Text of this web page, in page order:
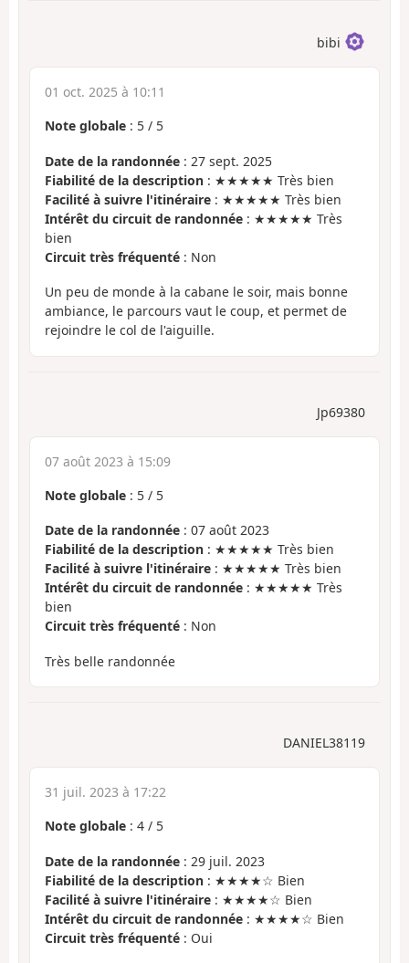
bibi
01 oct. 2025 à 10:11
Note globale : 5 / 5
Date de la randonnée : 27 sept. 2025
Fiabilité de la description : ★★★★★ Très bien
Facilité à suivre l'itinéraire : ★★★★★ Très bien
Intérêt du circuit de randonnée : ★★★★★ Très
bien
Circuit très fréquenté : Non
Un peu de monde à la cabane le soir, mais bonne
ambiance, le parcours vaut le coup, et permet de
rejoindre le col de l'aiguille.
Jp69380
07 août 2023 à 15:09
Note globale : 5 / 5
Date de la randonnée : 07 août 2023
Fiabilité de la description : ★★★★★ Très bien
Facilité à suivre l'itinéraire : ★★★★★ Très bien
Intérêt du circuit de randonnée : ★★★★★ Très
bien
Circuit très fréquenté : Non
Très belle randonnée
DANIEL38119
31 juil. 2023 à 17:22
Note globale : 4 / 5
Date de la randonnée : 29 juil. 2023
Fiabilité de la description : ★★★★☆ Bien
Facilité à suivre l'itinéraire : ★★★★☆ Bien
Intérêt du circuit de randonnée : ★★★★☆ Bien
Circuit très fréquenté : Oui